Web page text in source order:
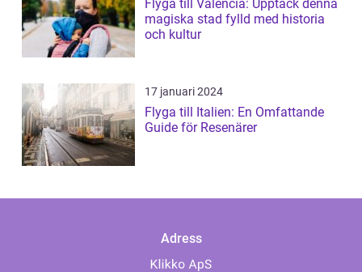
Flyga till Valencia: Upptäck denna
magiska stad fylld med historia
och kultur
17 januari 2024
Flyga till Italien: En Omfattande
Guide för Resenärer
Adress